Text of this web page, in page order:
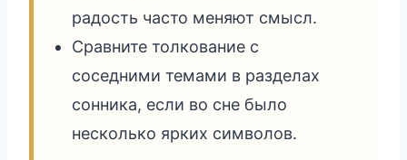
радость часто меняют смысл.
Сравните толкование с
соседними темами в разделах
сонника, если во сне было
несколько ярких символов.